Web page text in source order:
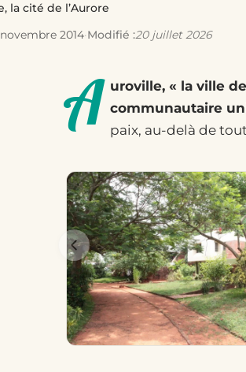
la cité de l’Aurore
2014·Modifié :20 juillet 2026
A uroville, « la ville
communautaire
paix, au-delà de